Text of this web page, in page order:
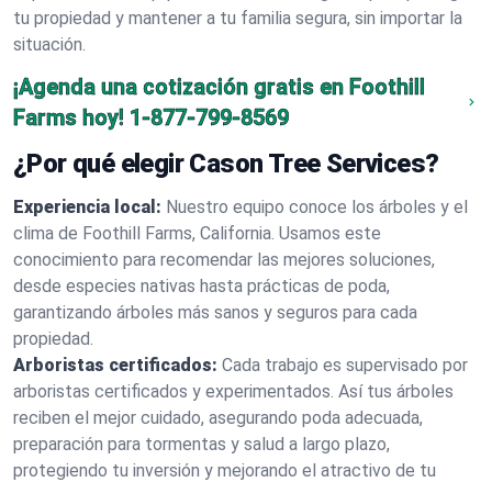
tu propiedad y mantener a tu familia segura, sin importar la
situación.
¡Agenda una cotización gratis en Foothill
Farms hoy! 1-877-799-8569
¿Por qué elegir Cason Tree Services?
Experiencia local: Nuestro equipo conoce los árboles y el
clima de Foothill Farms, California. Usamos este
conocimiento para recomendar las mejores soluciones,
desde especies nativas hasta prácticas de poda,
garantizando árboles más sanos y seguros para cada
propiedad.
Arboristas certificados: Cada trabajo es supervisado por
arboristas certificados y experimentados. Así tus árboles
reciben el mejor cuidado, asegurando poda adecuada,
preparación para tormentas y salud a largo plazo,
protegiendo tu inversión y mejorando el atractivo de tu